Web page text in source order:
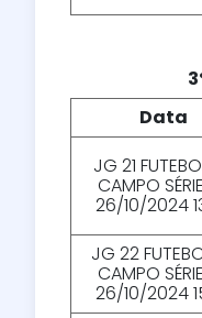
Data
JG 21
CAMPO
26/10/2024
JG 22
CAMPO
26/10/2024